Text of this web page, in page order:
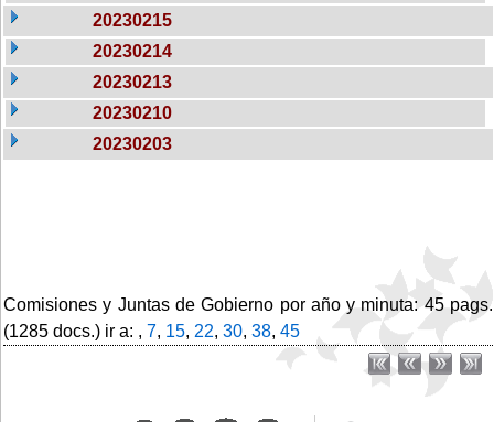
20230215
20230214
20230213
20230210
20230203
Comisiones y Juntas de Gobierno por año y minuta: 45 pags.
(1285 docs.) ir a: , 7, 15, 22, 30, 38, 45